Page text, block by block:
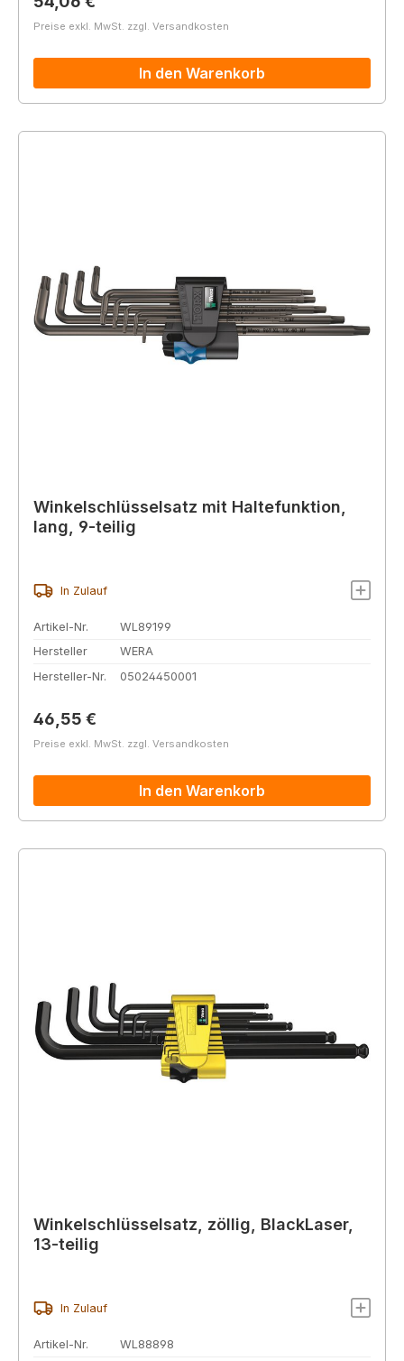
Preise exkl. MwSt. zzgl. Versandkosten
In den Warenkorb
Winkelschlüsselsatz mit Haltefunktion,
lang, 9-teilig
In Zulauf
Artikel-Nr.
WL89199
Hersteller
WERA
Hersteller-Nr.
05024450001
Regulärer Preis:
46,55 €
Preise exkl. MwSt. zzgl. Versandkosten
In den Warenkorb
Winkelschlüsselsatz, zöllig, BlackLaser,
13-teilig
In Zulauf
Artikel-Nr.
WL88898